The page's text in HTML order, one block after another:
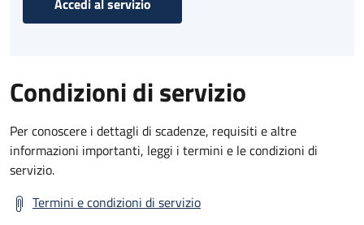
Condizioni di servizio
Per conoscere i dettagli di scadenze, requisiti e altre
informazioni importanti, leggi i termini e le condizioni di
servizio.
Termini e condizioni di servizio